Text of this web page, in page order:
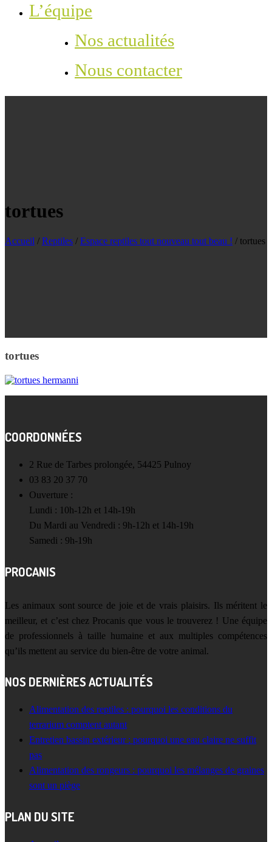
L’équipe
Nos actualités
Nous contacter
tortues
Accueil / Reptiles / Espace reptiles tout nouveau tout beau ! / tortues
tortues
COORDONNÉES
2 Rue de Tarbes prolongée, 54425 Pulnoy
03 83 20 37 70
Ouverture :
Lundi : 10h-12h et 14h-19h
Du Mardi au Vendredi : 9h-12h et 14h-19h
Samedi : 9h-19h
PROCANIS
Les animaux sont source de joie et de vrais plaisirs. Ils méritent le
meilleur, et c’est chez Procanis que vous le trouverez ! Une équipe
de professionnels à taille humaine et aux multiples compétences
qu’ils mettent au service du bien-être de votre animal.
NOS DERNIÈRES ACTUALITÉS
Alimentation des reptiles : pourquoi les conditions du
terrarium comptent autant
Entretien bassin extérieur : pourquoi une eau claire ne suffit
pas
Alimentation des rongeurs : pourquoi les mélanges de graines
sont un piège
PLAN DU SITE